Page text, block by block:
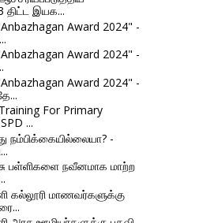
திட்ட இயக...
Award 2024" -
Award 2024" -
Award 2024" -
For Primary
...
நம்பிக்கையில்லையா? -
பள்ளிகளை நவீனமாக மாற்ற
கல்லூரி மாணவர்களுக்கு